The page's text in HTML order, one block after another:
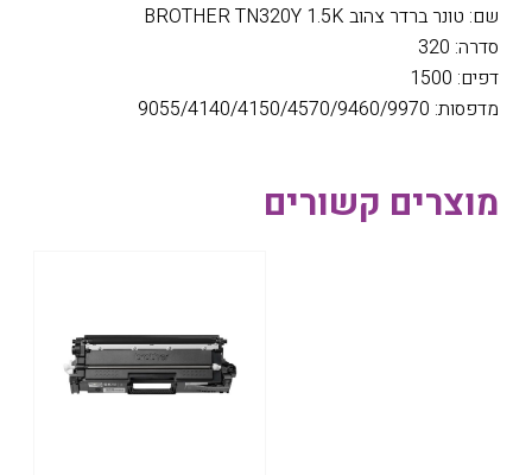
שם: טונר ברדר צהוב BROTHER TN320Y 1.5K
סדרה: 320
דפים: 1500
מדפסות: 9055/4140/4150/4570/9460/9970
מוצרים קשורים